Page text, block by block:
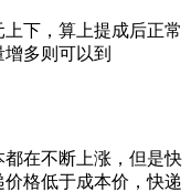
下，算上提成后正常
多则可以到
在不断上涨，但是快
格低于成本价，快递